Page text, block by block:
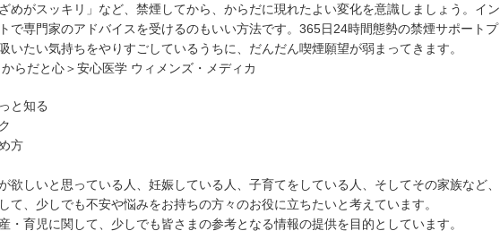
めがスッキリ」など、禁煙してから、からだに現れたよい変化を意識しましょう。イン
で専門家のアドバイスを受けるのもいい方法です。365日24時間態勢の禁煙サポートプ
いたい気持ちをやりすごしているうちに、だんだん喫煙願望が弱まってきます。
らだと心＞安心医学 ウィメンズ・メディカ
と知る
方
欲しいと思っている人、妊娠している人、子育てをしている人、そしてその家族など、
て、少しでも不安や悩みをお持ちの方々のお役に立ちたいと考えています。
・育児に関して、少しでも皆さまの参考となる情報の提供を目的としています。